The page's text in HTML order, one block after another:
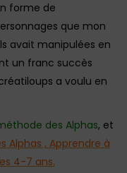
forme de
que mon
avait manipulées en
un franc succès
a voulu en
des Alphas, et
Alphas , Apprendre à
4-7 ans.